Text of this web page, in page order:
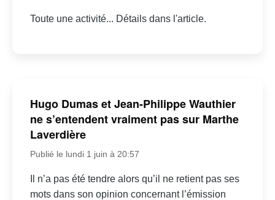
Toute une activité... Détails dans l'article.
Hugo Dumas et Jean-Philippe Wauthier
ne s’entendent vraiment pas sur Marthe
Laverdière
Publié le lundi 1 juin à 20:57
Il n’a pas été tendre alors qu’il ne retient pas ses
mots dans son opinion concernant l’émission